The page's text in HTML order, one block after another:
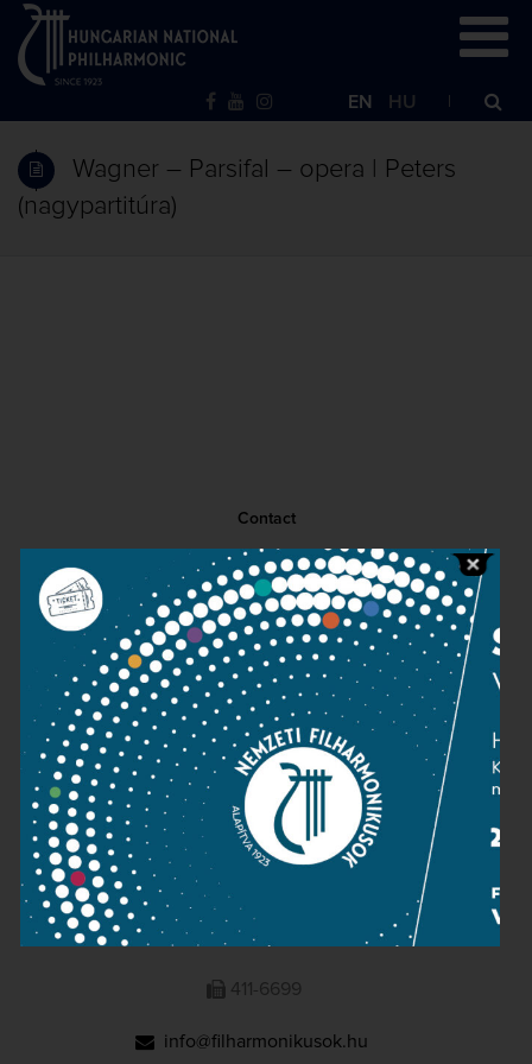
EN HU
Wagner – Parsifal – opera | Peters
(nagypartitúra)
Contact
Public information
Press room
Terms and privacy
Imprint
NATIONAL PHILHARMONIC
1095 Budapest, Komor Marcell u. 1. (Müpa)
411-6600
411-6699
info@filharmonikusok.hu